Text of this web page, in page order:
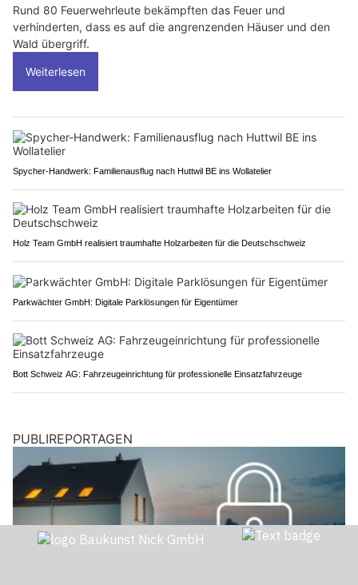
Rund 80 Feuerwehrleute bekämpften das Feuer und
verhinderten, dass es auf die angrenzenden Häuser und den
Wald übergriff.
Weiterlesen
Spycher-Handwerk: Familienausflug nach Huttwil BE ins Wollatelier
Holz Team GmbH realisiert traumhafte Holzarbeiten für die Deutschschweiz
Parkwächter GmbH: Digitale Parklösungen für Eigentümer
Bott Schweiz AG: Fahrzeugeinrichtung für professionelle Einsatzfahrzeuge
PUBLIREPORTAGEN